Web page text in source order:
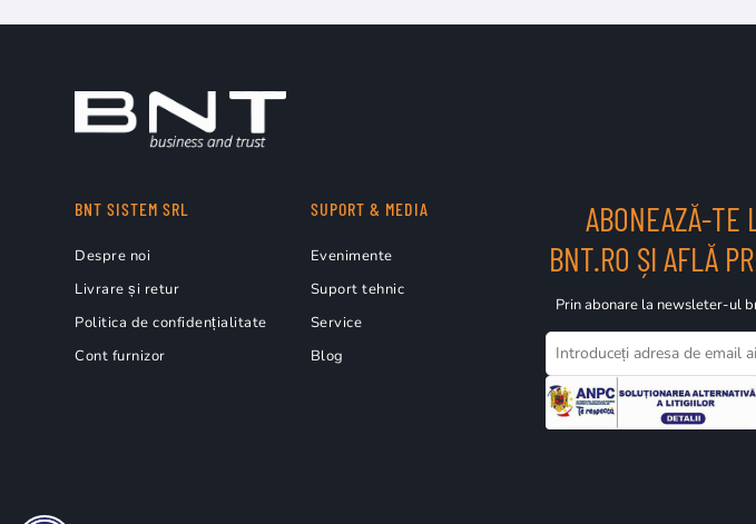
BNT SISTEM SRL
Despre noi
Livrare și retur
Politica de confidențialitate
Cont furnizor
SUPORT & MEDIA
Evenimente
Suport tehnic
Service
Blog
ABONEAZĂ-TE
BNT.RO ȘI AFLĂ
Prin abonare la newsleter-ul